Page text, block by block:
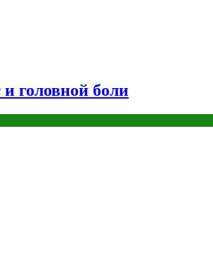
головной боли